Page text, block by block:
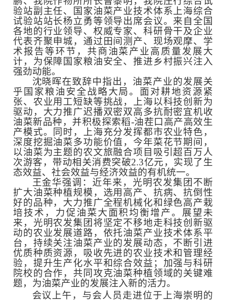
验站副主任、国家油菜产业技术体系上海综合
试验站站长杨立勇等领导出席会议。 来 自全国
各地的行业领导、权威专家、科研骨干及企业
代表齐聚申城，通过田间测产、现场观摩、学
术报告等环节，共商油菜产业高质量发展大
计，为保障国家粮油安全、推进乡村振兴注入
强劲动能。
沈晓晖在致辞中指出，油菜产业的发展关
乎国家粮油安全战略大局。面对耕地资源紧
张、农业用工短缺等挑战，上海以科技创新为
驱动，大力推广迟播双密双高多抗耐密宜机收
油菜新品种，并积极探索稻-油茬口高产高效生
产模式。同时，上海充分发挥都市农业特色，
深度挖掘油菜多功能价值，今年菜花节期间，
以油菜为主题的农文旅融合项目吸引超百万人
次游客，带动相关消费突破2.3亿元，实现了生
态效益、社会效益与经济效益的有机统一。
王金华强调：近年来，光明农发集团不断
扩大油菜种植规模，选用高产、抗病、抗倒性
好的品种，大力推广全程机械化和绿色高产栽
培技术，力促油菜大面积均衡增产。展望未
来，光明农发集团将坚定不移地走科技创新驱
动的农业发展道路，依托油菜产业技术体系平
台，持续关注油菜产业的发展动态，不断引进
优质种质资源，吸收先进的农业技术和管理经
验，提升生产化水平和综合效益；加强与科研
院校的合作，共同攻克油菜种植领域的关键难
题，为油菜产业的发展注入新的活力。
会议上午，与会人员走进位于上海崇明的